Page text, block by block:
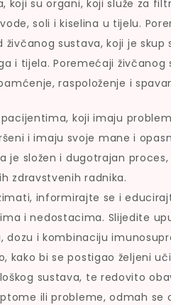
su organi, koji služe za
soli i kiselina u tijelu.
sustava, koji je skup
i tijela. Poremećaji živčanog
raspoloženje i
koji imaju
i imaju svoje mane i
je složen i dugotrajan proces,
zdravstvenih radnika.
informirajte se i
i nedostacima. Slijedite
i kombinaciju
kako bi se postigao željeni
sustava, te redovito
ili probleme, odmah se